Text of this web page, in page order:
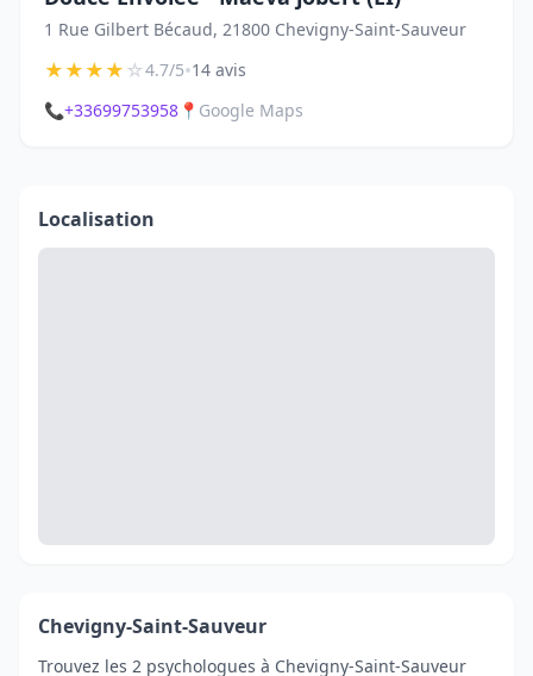
1 Rue Gilbert Bécaud, 21800 Chevigny-Saint-Sauveur
★★★★☆4.7/5•14 avis
📞+33699753958 📍 Google Maps
Localisation
Chevigny-Saint-Sauveur
Trouvez les 2 psychologues à Chevigny-Saint-Sauveur